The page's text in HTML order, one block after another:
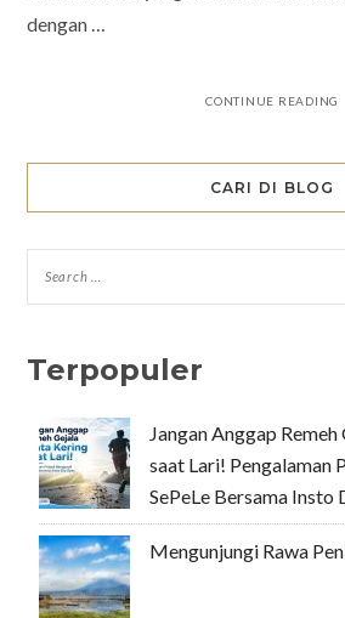
dengan …
CONTINUE READING
CARI DI BLOG
Terpopuler
Jangan Anggap
saat Lari! Pengalaman
SePeLe Bersama Insto
Mengunjungi Rawa